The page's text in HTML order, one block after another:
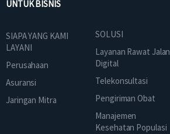
UNTUK BISNIS
SIAPA YANG KAMI
LAYANI
Perusahaan
Asuransi
Jaringan Mitra
SOLUSI
Layanan Rawat Jalan
Digital
Telekonsultasi
Pengiriman Obat
Manajemen
Kesehatan Populasi